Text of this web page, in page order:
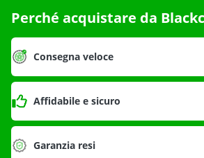
Perché acquistare da
Consegna veloce
Affidabile e sicuro
Garanzia resi